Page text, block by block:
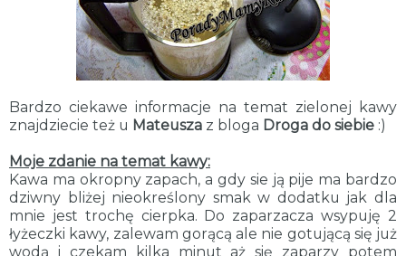
Bardzo ciekawe informacje na temat zielonej kawy
znajdziecie też u Mateusza z bloga Droga do siebie :)
Moje zdanie na temat kawy:
Kawa ma okropny zapach, a gdy sie ją pije ma bardzo
dziwny bliżej nieokreślony smak w dodatku jak dla
mnie jest trochę cierpka. Do zaparzacza wsypuję 2
łyżeczki kawy, zalewam gorącą ale nie gotującą się już
wodą i czekam kilka minut aż się zaparzy potem